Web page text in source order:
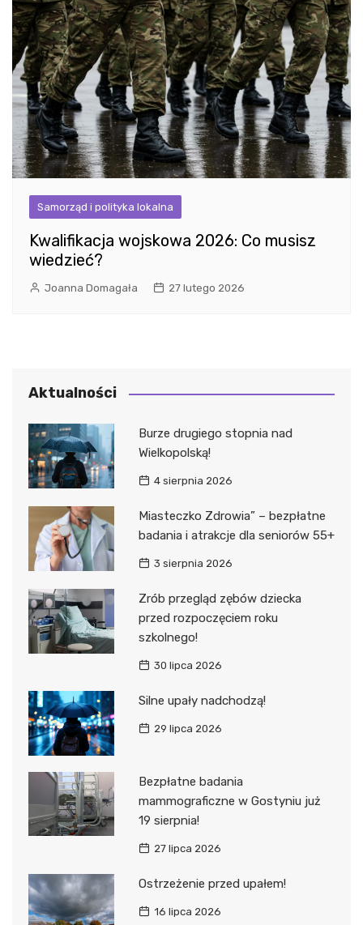
Samorząd i polityka lokalna
Kwalifikacja wojskowa 2026: Co musisz
wiedzieć?
Joanna Domagała 27 lutego 2026
Aktualności
Burze drugiego stopnia nad
Wielkopolską!
4 sierpnia 2026
Miasteczko Zdrowia” – bezpłatne
badania i atrakcje dla seniorów 55+
3 sierpnia 2026
Zrób przegląd zębów dziecka
przed rozpoczęciem roku
szkolnego!
30 lipca 2026
Silne upały nadchodzą!
29 lipca 2026
Bezpłatne badania
mammograficzne w Gostyniu już
19 sierpnia!
27 lipca 2026
Ostrzeżenie przed upałem!
16 lipca 2026